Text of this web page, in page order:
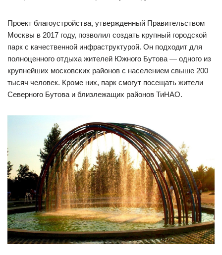
Проект благоустройства, утвержденный Правительством
Москвы в 2017 году, позволил создать крупный городской
парк с качественной инфраструктурой. Он подходит для
полноценного отдыха жителей Южного Бутова — одного из
крупнейших московских районов с населением свыше 200
тысяч человек. Кроме них, парк смогут посещать жители
Северного Бутова и близлежащих районов ТиНАО.